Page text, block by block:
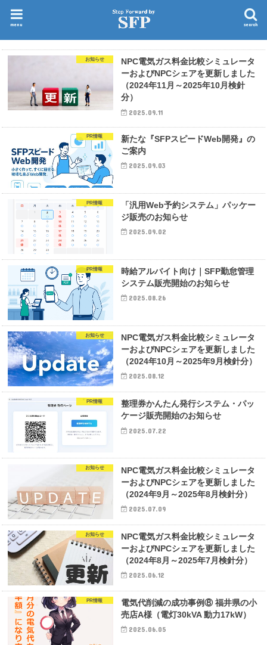
search
menu
お知らせ
NPC電気ガス料金比較シミュレータ
ーおよびNPCシェアを更新しました
（2024年11月～2025年10月検針
分）
2025.09.11
PR情報
新たな『SFPスピードWeb開発』の
ご案内
2025.09.03
PR情報
「汎用Web予約システム」パッケー
ジ販売のお知らせ
2025.09.02
PR情報
時給アルバイト向け｜SFP勤怠管理
システム販売開始のお知らせ
2025.08.26
お知らせ
NPC電気ガス料金比較シミュレータ
ーおよびNPCシェアを更新しました
（2024年10月～2025年9月検針分）
2025.08.12
PR情報
整理券かんたん発行システム・パッ
ケージ販売開始のお知らせ
2025.07.22
お知らせ
NPC電気ガス料金比較シミュレータ
ーおよびNPCシェアを更新しました
（2024年9月～2025年8月検針分）
2025.07.09
お知らせ
NPC電気ガス料金比較シミュレータ
ーおよびNPCシェアを更新しました
（2024年8月～2025年7月検針分）
2025.06.12
PR情報
電気代削減の成功事例⑧ 福井県の小
売店A様（電灯30kVA 動力17kW）
2025.06.05